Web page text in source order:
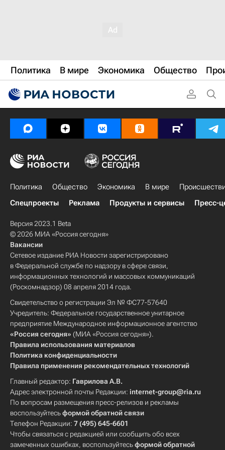
Политика В мире Экономика Общество
Политика Общество Экономика В мире
Спецпроекты
Реклама Продукты и сервисы Пресс-
Версия 2023.1 Beta
© 2026 МИА «Россия сегодня»
Вакансии
Сетевое издание РИА Новости зарегистрировано
в Федеральной службе по надзору в сфере связи,
информационных технологий и массовых коммуникаций
(Роскомнадзор) 08 апреля 2014 года.
Свидетельство о регистрации Эл № ФС77-57640
Учредитель: Федеральное государственное унитарное
предприятие Международное информационное агентство
«Россия сегодня» (МИА «Россия сегодня»).
Правила использования материалов
Политика конфиденциальности
Правила применения рекомендательных технологий
Главный редактор: Гаврилова А.В.
Адрес электронной почты Редакции: internet-group@ria.ru
По вопросам размещения пресс-релизов и рекламы
воспользуйтесьформой обратной связи
Телефон Редакции: 7 (495) 645-6601
Чтобы связаться с редакцией или сообщить обо всех
замеченных ошибках, воспользуйтесьформой обратной